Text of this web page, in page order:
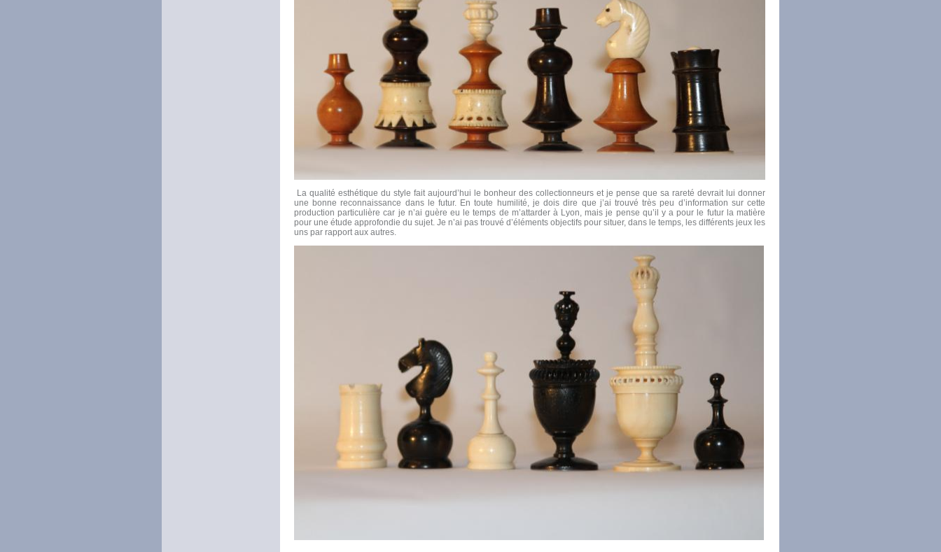
La qualité esthétique du style fait aujourd’hui le bonheur des collectionneurs et je pense que sa rareté devrait lui donner
une bonne reconnaissance dans le futur. En toute humilité, je dois dire que j’ai trouvé très peu d’information sur cette
production particulière car je n’ai guère eu le temps de m’attarder à Lyon, mais je pense qu’il y a pour le futur la matière
pour une étude approfondie du sujet. Je n’ai pas trouvé d’éléments objectifs pour situer, dans le temps, les différents jeux les
uns par rapport aux autres.